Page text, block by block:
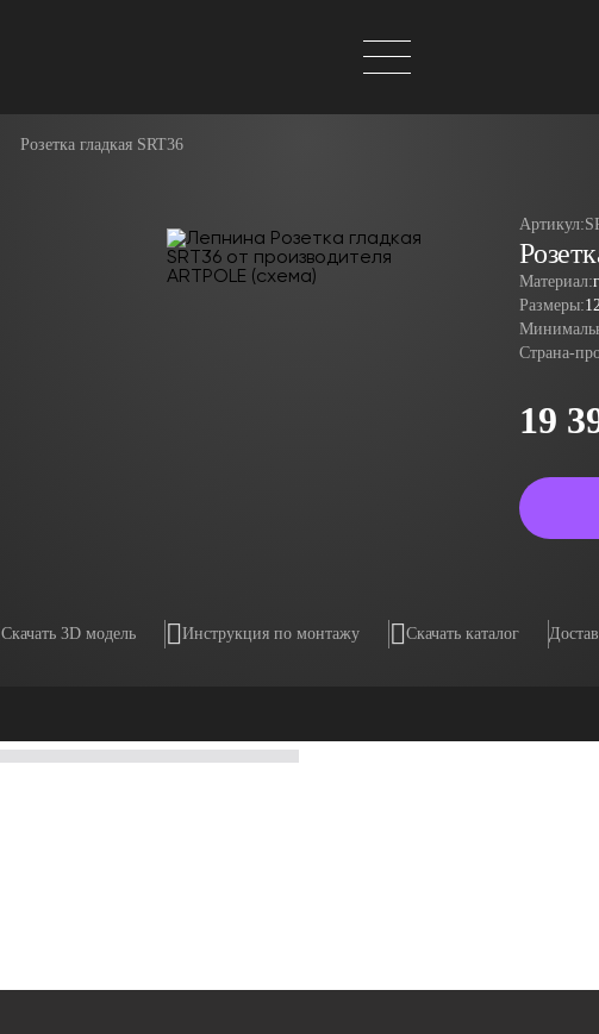
Розетка гладкая SRT36
Артикул:
Материал:
Размеры:
Страна-
19
Скачать 3D модель Инструкция по монтажу Скачать каталог